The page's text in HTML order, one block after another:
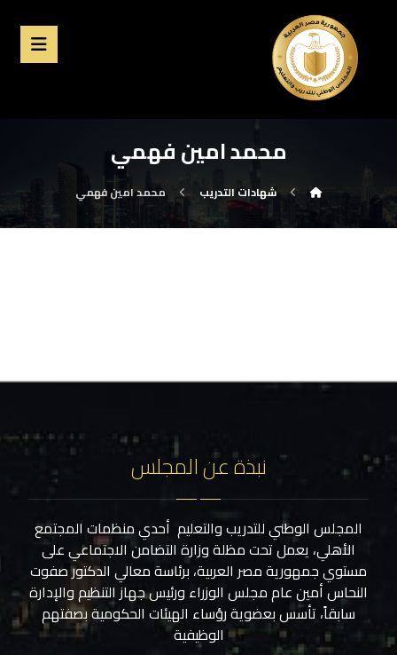
محمد امين فهمي
شهادات التدريب محمد امين فهمي
نبذة عن المجلس
المجلس الوطني للتدريب والتعليم أحدي منظمات المجتمع
الأهلي، يعمل تحت مظلة وزارة التضامن الاجتماعي على
مستوي جمهورية مصر العربية، برئاسة معالي الدكتور صفوت
النحاس أمين عام مجلس الوزراء ورئيس جهاز التنظيم والإدارة
سابقاً، تأسس بعضوية رؤساء الهيئات الحكومية بصفتهم
الوظيفية